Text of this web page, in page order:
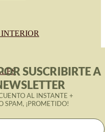
SUSCRIBIRTE A
AL INSTANTE +
SPAM, ¡PROMETIDO!